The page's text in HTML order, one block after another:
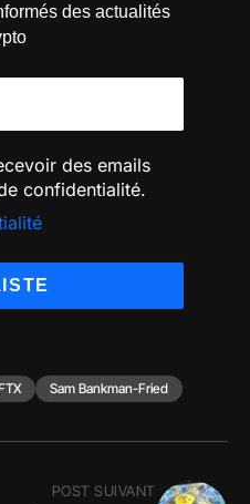
des actualités
des emails
confidentialité.
Sam Bankman-Fried
POST SUIVANT